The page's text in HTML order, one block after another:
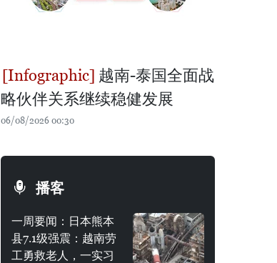
越南-泰国全面战
略伙伴关系继续稳健发展
06/08/2026 00:30
播客
一周要闻：日本熊本
县7.1级强震：越南劳
工勇救老人，一实习